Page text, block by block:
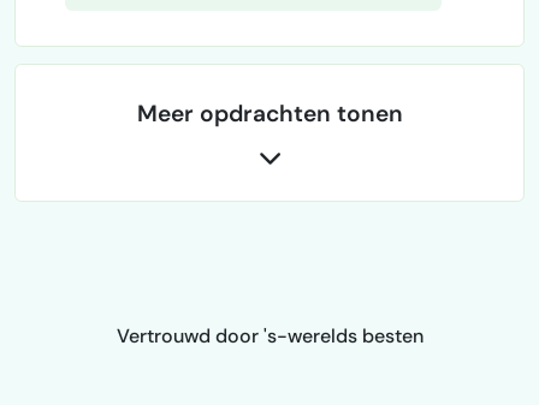
Meer opdrachten tonen
Vertrouwd door 's-werelds besten